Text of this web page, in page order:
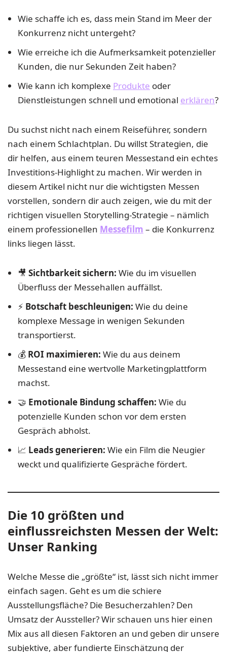
Wie schaffe ich es, dass mein Stand im Meer der
Konkurrenz nicht untergeht?
Wie erreiche ich die Aufmerksamkeit potenzieller
Kunden, die nur Sekunden Zeit haben?
Wie kann ich komplexe Produkte oder
Dienstleistungen schnell und emotional erklären?
Du suchst nicht nach einem Reiseführer, sondern
nach einem Schlachtplan. Du willst Strategien, die
dir helfen, aus einem teuren Messestand ein echtes
Investitions-Highlight zu machen. Wir werden in
diesem Artikel nicht nur die wichtigsten Messen
vorstellen, sondern dir auch zeigen, wie du mit der
richtigen visuellen Storytelling-Strategie – nämlich
einem professionellen Messefilm – die Konkurrenz
links liegen lässt.
🎥 Sichtbarkeit sichern: Wie du im visuellen
Überfluss der Messehallen auffällst.
⚡ Botschaft beschleunigen: Wie du deine
komplexe Message in wenigen Sekunden
transportierst.
💰 ROI maximieren: Wie du aus deinem
Messestand eine wertvolle Marketingplattform
machst.
🤝 Emotionale Bindung schaffen: Wie du
potenzielle Kunden schon vor dem ersten
Gespräch abholst.
📈 Leads generieren: Wie ein Film die Neugier
weckt und qualifizierte Gespräche fördert.
Die 10 größten und
einflussreichsten Messen der Welt:
Unser Ranking
Welche Messe die „größte“ ist, lässt sich nicht immer
einfach sagen. Geht es um die schiere
Ausstellungsfläche? Die Besucherzahlen? Den
Umsatz der Aussteller? Wir schauen uns hier einen
Mix aus all diesen Faktoren an und geben dir unsere
subjektive, aber fundierte Einschätzung der